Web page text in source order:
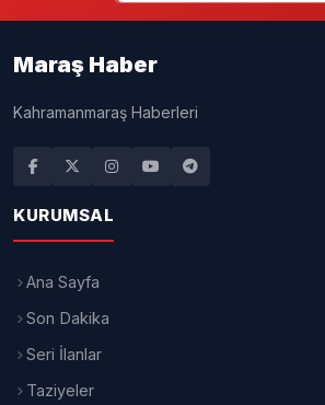
Maraş Haber
Kahramanmaraş Haberleri
KURUMSAL
Ana Sayfa
Son Dakika
Seri İlanlar
Taziyeler